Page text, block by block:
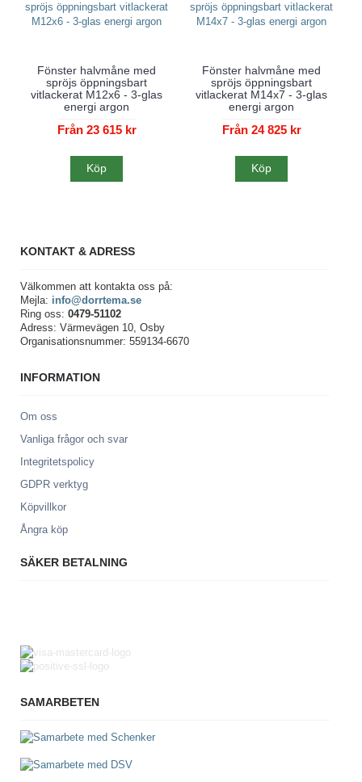
Fönster halvmåne med
spröjs öppningsbart
vitlackerat M12x6 - 3-glas
energi argon
Från 23 615 kr
Köp
Nyhet!
Fönster halvmåne med
spröjs öppningsbart
vitlackerat M14x7 - 3-glas
energi argon
Från 24 825 kr
Köp
KONTAKT & ADRESS
Välkommen att kontakta oss på:
Mejla: info@dorrtema.se
Ring oss: 0479-51102
Adress: Värmevägen 10, Osby
Organisationsnummer: 559134-6670
INFORMATION
Om oss
Vanliga frågor och svar
Integritetspolicy
GDPR verktyg
Köpvillkor
Ångra köp
SÄKER BETALNING
SAMARBETEN